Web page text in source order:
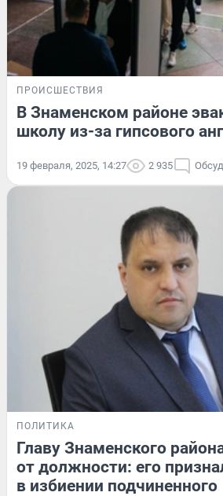
ПРОИСШЕСТВИЯ
В Знаменском районе
школу из-за гипсового
19 февраля, 2025, 14:27 2 935
ПОЛИТИКА
Главу Знаменского
от должности: его
в избиении подчиненного